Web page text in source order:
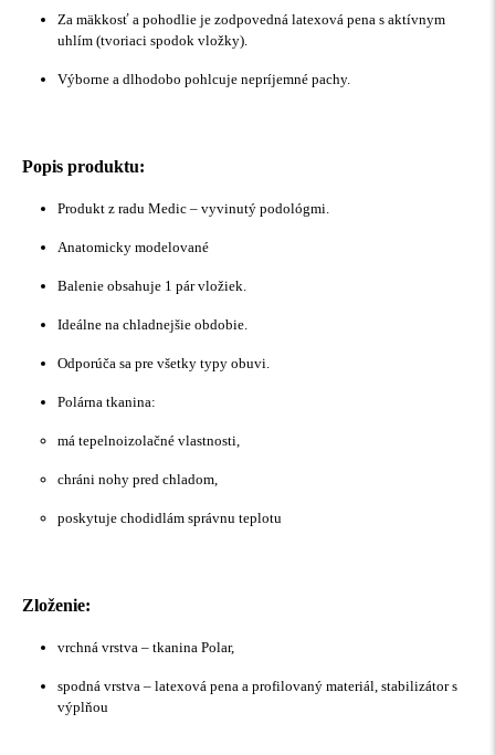
Za mäkkosť a pohodlie je zodpovedná latexová pena s aktívnym
uhlím (tvoriaci spodok vložky).
Výborne a dlhodobo pohlcuje nepríjemné pachy.
Popis produktu:
Produkt z radu Medic – vyvinutý podológmi.
Anatomicky modelované
Balenie obsahuje 1 pár vložiek.
Ideálne na chladnejšie obdobie.
Odporúča sa pre všetky typy obuvi.
Polárna tkanina:
má tepelnoizolačné vlastnosti,
chráni nohy pred chladom,
poskytuje chodidlám správnu teplotu
Zloženie:
vrchná vrstva – tkanina Polar,
spodná vrstva – latexová pena a profilovaný materiál, stabilizátor s
výplňou